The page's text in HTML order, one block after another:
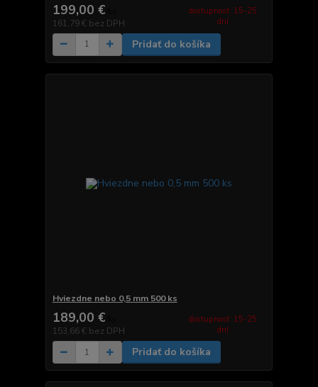
199,00 €
161,79 € bez DPH
dostupnosť: 15-25
dní
Pridať do košíka
Hviezdne nebo 0,5 mm 500 ks
189,00 €
153,66 € bez DPH
dostupnosť: 15-25
dní
Pridať do košíka